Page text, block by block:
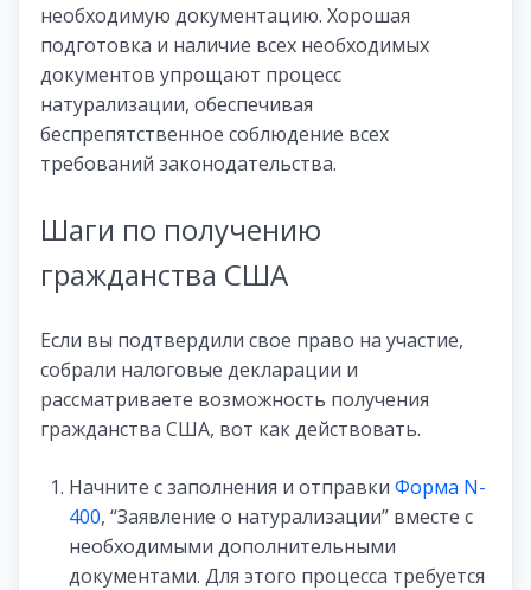
необходимую документацию. Хорошая
подготовка и наличие всех необходимых
документов упрощают процесс
натурализации, обеспечивая
беспрепятственное соблюдение всех
требований законодательства.
Шаги по получению
гражданства США
Если вы подтвердили свое право на участие,
собрали налоговые декларации и
рассматриваете возможность получения
гражданства США, вот как действовать.
Начните с заполнения и отправки Форма N-
400, “Заявление о натурализации” вместе с
необходимыми дополнительными
документами. Для этого процесса требуется